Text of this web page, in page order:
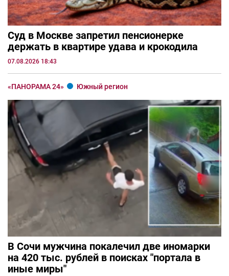
Суд в Москве запретил пенсионерке
держать в квартире удава и крокодила
07.08.2026 18:43
«ПАНОРАМА 24» Южный регион
В Сочи мужчина покалечил две иномарки
на 420 тыс. рублей в поисках "портала в
иные миры"